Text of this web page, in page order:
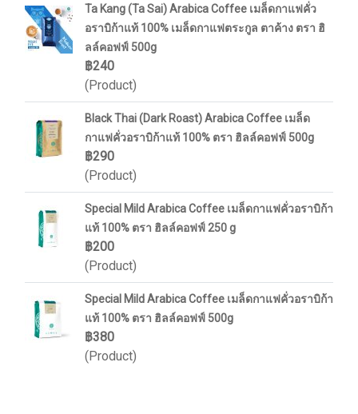
Ta Kang (Ta Sai) Arabica Coffee เมล็ดกาแฟคั่ว
อราบิก้าแท้ 100% เมล็ดกาแฟตระกูล ตาค้าง ตรา ฮิ
ลล์คอฟฟ์ 500g
฿240
(Product)
Black Thai (Dark Roast) Arabica Coffee เมล็ด
กาแฟคั่วอราบิก้าแท้ 100% ตรา ฮิลล์คอฟฟ์ 500g
฿290
(Product)
Special Mild Arabica Coffee เมล็ดกาแฟคั่วอราบิก้า
แท้ 100% ตรา ฮิลล์คอฟฟ์ 250 g
฿200
(Product)
Special Mild Arabica Coffee เมล็ดกาแฟคั่วอราบิก้า
แท้ 100% ตรา ฮิลล์คอฟฟ์ 500g
฿380
(Product)